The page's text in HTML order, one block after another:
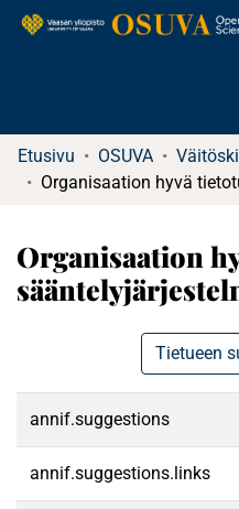
Etusivu OSUVA
Organisaation
Tietueen
annif.suggestions
annif.suggestions.links